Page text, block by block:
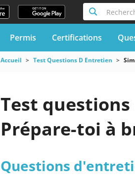
Permis Certifications
Accueil Test Questions D Entretien
Test
Prépare-toi à
Questions